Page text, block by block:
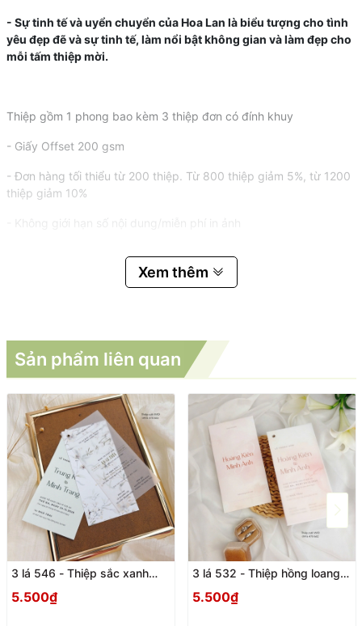
- Sự tinh tế và uyển chuyển của Hoa Lan là biểu tượng cho tình
yêu đẹp đẽ và sự tinh tế, làm nổi bật không gian và làm đẹp cho
mỗi tấm thiệp mời.
Thiệp gồm 1 phong bao kèm 3 thiệp đơn có đính khuy
- Giấy Offset 200 gsm
- Đơn hàng tối thiểu từ 200 thiệp. Từ 800 thiệp giảm 5%, từ 1200
thiệp giảm 10%
Xem thêm
Sản phẩm liên quan
3 lá 546 - Thiệp sắc xanh
5.500₫
3 lá 532 - Thiệp hồng loang
5.500₫